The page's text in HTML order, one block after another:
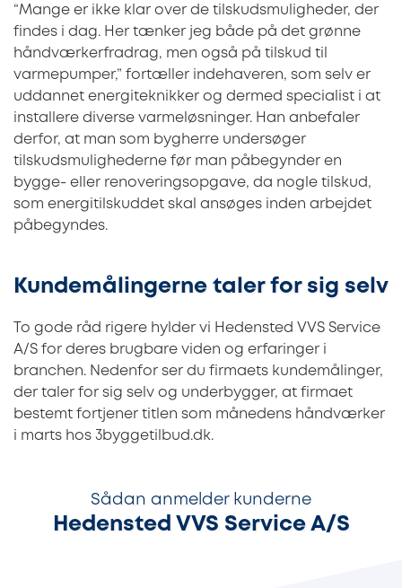
“Mange er ikke klar over de tilskudsmuligheder, der
findes i dag. Her tænker jeg både på det grønne
håndværkerfradrag, men også på tilskud til
varmepumper,” fortæller indehaveren, som selv er
uddannet energiteknikker og dermed specialist i at
installere diverse varmeløsninger. Han anbefaler
derfor, at man som bygherre undersøger
tilskudsmulighederne før man påbegynder en
bygge- eller renoveringsopgave, da nogle tilskud,
som energitilskuddet skal ansøges inden arbejdet
påbegyndes.
Kundemålingerne taler for sig selv
To gode råd rigere hylder vi Hedensted VVS Service
A/S for deres brugbare viden og erfaringer i
branchen. Nedenfor ser du firmaets kundemålinger,
der taler for sig selv og underbygger, at firmaet
bestemt fortjener titlen som månedens håndværker
i marts hos 3byggetilbud.dk.
Sådan anmelder kunderne
Hedensted VVS Service A/S